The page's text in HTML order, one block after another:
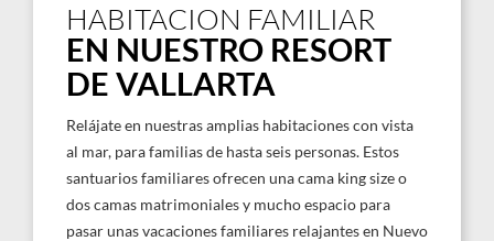
HABITACION FAMILIAR
EN NUESTRO RESORT
DE VALLARTA
Relájate en nuestras amplias habitaciones con vista
al mar, para familias de hasta seis personas. Estos
santuarios familiares ofrecen una cama king size o
dos camas matrimoniales y mucho espacio para
pasar unas vacaciones familiares relajantes en Nuevo